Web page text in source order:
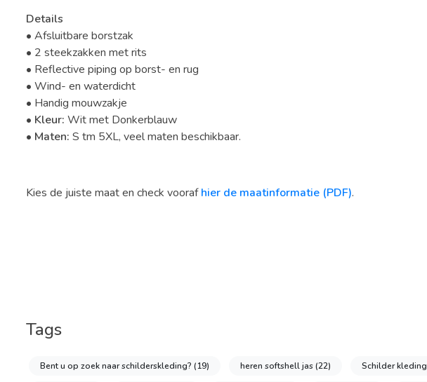
Details
• Afsluitbare borstzak
• 2 steekzakken met rits
• Reflective piping op borst- en rug
• Wind- en waterdicht
• Handig mouwzakje
• Kleur: Wit met Donkerblauw
• Maten: S tm 5XL, veel maten beschikbaar.
Kies de juiste maat en check voorafhier de maatinformatie (PDF).
Tags
Bent u op zoek naar schilderskleding? (19) heren softshell jas(22) Schilder kleding